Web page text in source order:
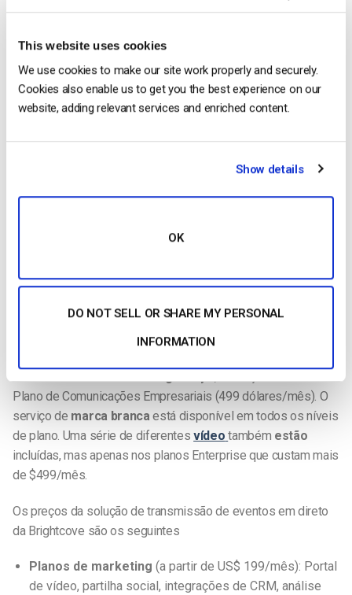
This website uses cookies
We use cookies to make our site work properly and securely.
Cookies also enable us to get you the best experience on our
website, adding relevant services and enriched content.
Show details
OK
DO NOT SELL OR SHARE MY PERSONAL
INFORMATION
250 GB de armazenamento, co-branding, análises.
Plano Platinum($999/mês): 5.000 horas de
visualização, 500 GB de armazenamento, etiqueta
branca.
Planos empresariais personalizadosdisponíveis.
A terceirasolução de transmissão de vídeo em diretoque
destina-se principalmente a grandes empresas de marketing
vídeo. O seu principal produto chama-se Video Cloud.
Várias ferramentasde análiseestão incluídas no Brightcove.
também está incluída através de um paywall
Plano de Comunicações Empresariais (499 dólares/mês). O
serviço de marca brancaestá disponível em todos os níveis
de plano. Uma série de diferentesvídeo também estão
incluídas, mas apenas nos planos Enterprise que custam mais
de $499/mês.
Os preços da solução de transmissão de eventos em direto
da Brightcove são os seguintes
Planos de marketing (a partir de US$ 199/mês): Portal
de vídeo, partilha social, integrações de CRM, análise